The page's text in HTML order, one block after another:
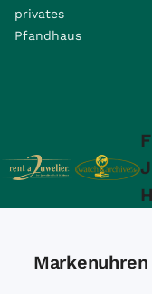
privates
Pfandhaus